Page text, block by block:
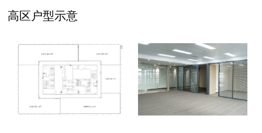
高区户型示意